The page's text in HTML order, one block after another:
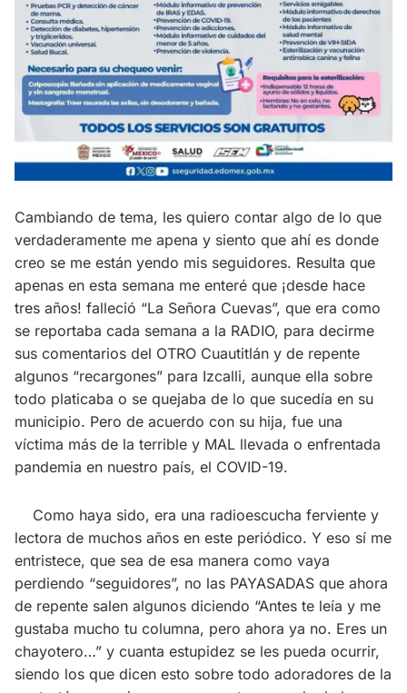
Cambiando de tema, les quiero contar algo de lo que
verdaderamente me apena y siento que ahí es donde
creo se me están yendo mis seguidores. Resulta que
apenas en esta semana me enteré que ¡desde hace
tres años! falleció “La Señora Cuevas”, que era como
se reportaba cada semana a la RADIO, para decirme
sus comentarios del OTRO Cuautitlán y de repente
algunos “recargones” para Izcalli, aunque ella sobre
todo platicaba o se quejaba de lo que sucedía en su
municipio. Pero de acuerdo con su hija, fue una
víctima más de la terrible y MAL llevada o enfrentada
pandemia en nuestro país, el COVID-19.
Como haya sido, era una radioescucha ferviente y
lectora de muchos años en este periódico. Y eso sí me
entristece, que sea de esa manera como vaya
perdiendo “seguidores”, no las PAYASADAS que ahora
de repente salen algunos diciendo “Antes te leía y me
gustaba mucho tu columna, pero ahora ya no. Eres un
chayotero…” y cuanta estupidez se les pueda ocurrir,
siendo los que dicen esto sobre todo adoradores de la